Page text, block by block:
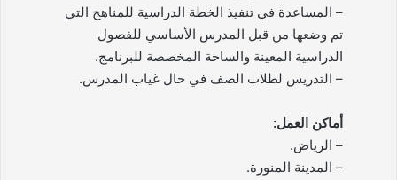
– المساعدة في تنفيذ الخطة الدراسية للمناهج التي
تم وضعها من قبل المدرس الأساسي للفصول
الدراسية المعينة والساحة المخصصة للبرنامج.
– التدريس لطلاب الصف في حال غياب المدرس.
أماكن العمل:
– الرياض.
– المدينة المنورة.